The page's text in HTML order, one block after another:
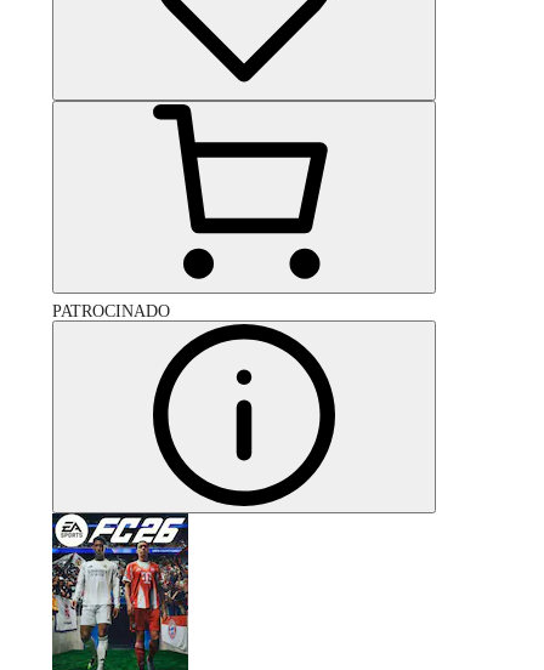
PATROCINADO